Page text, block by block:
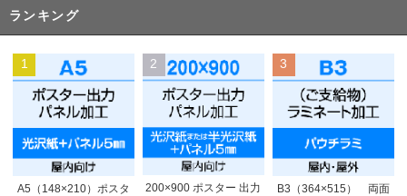
ランキング
1
A5（148×210）ポスタ
2
200×900 ポスター 出力
3
B3（364×515） 両面